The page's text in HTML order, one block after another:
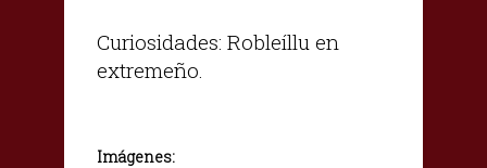
Curiosidades: Robleíllu en
extremeño.
Imágenes: